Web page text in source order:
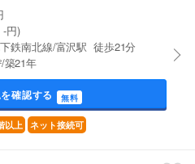
-円)
鉄南北線/富沢駅 徒歩21分
築21年
確認する 無料
以上 ネット接続可